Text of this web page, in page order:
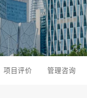
项目评价 管理咨询